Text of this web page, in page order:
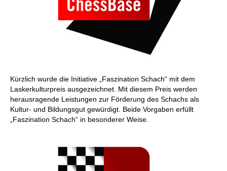
Kürzlich wurde die Initiative „Faszination Schach“ mit dem
Laskerkulturpreis ausgezeichnet. Mit diesem Preis werden
herausragende Leistungen zur Förderung des Schachs als
Kultur- und Bildungsgut gewürdigt. Beide Vorgaben erfüllt
„Faszination Schach“ in besonderer Weise.